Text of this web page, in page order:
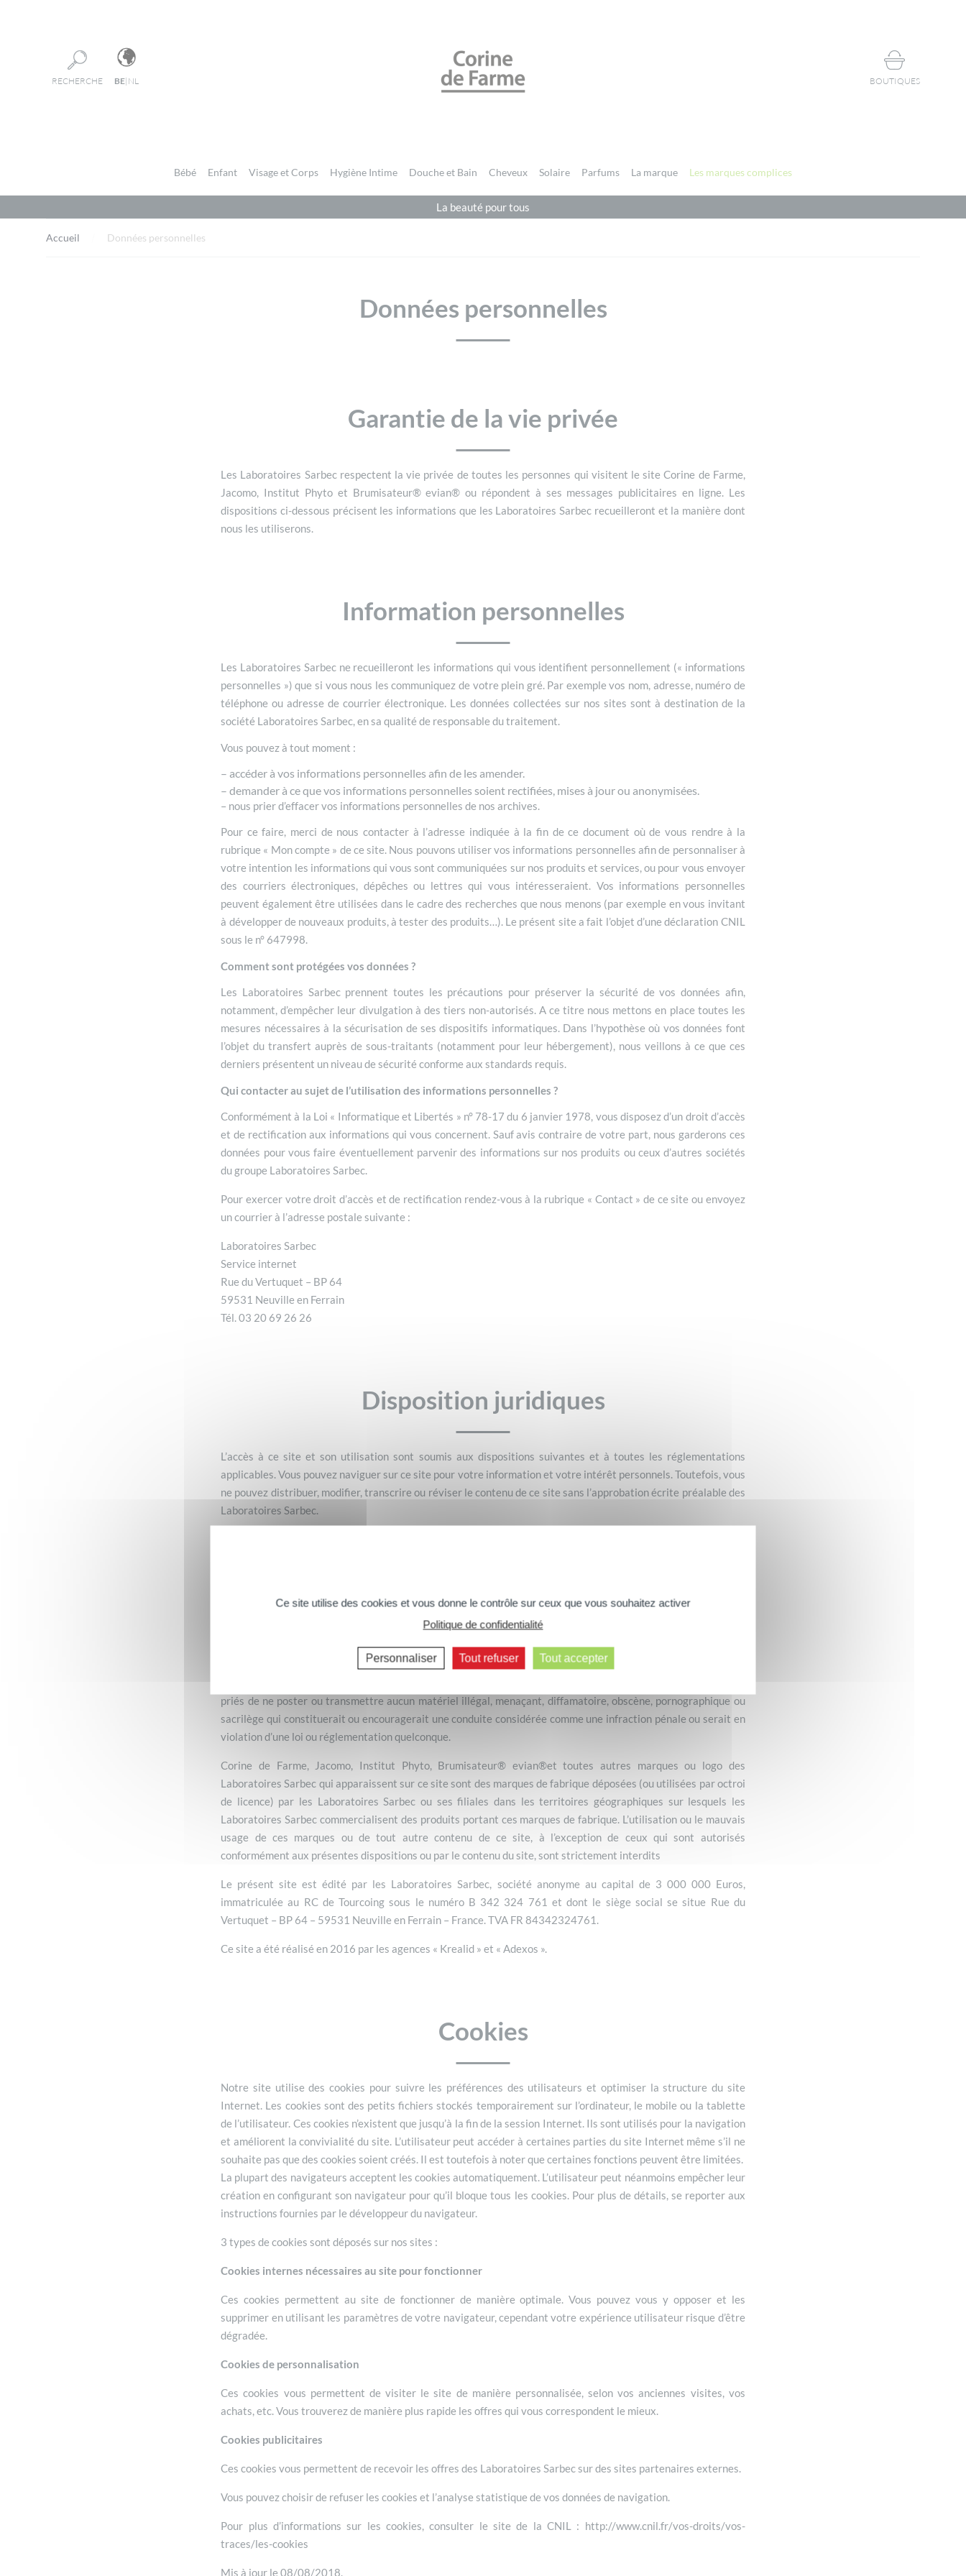
RECHERCHE BE| NL BOUTIQUES
Bébé Enfant Visage et Corps Hygiène Intime Douche et Bain Cheveux Solaire Parfums La marque Les marques complices
La beauté pour tous
Accueil Données personnelles
Données personnelles
Garantie de la vie privée
Les Laboratoires Sarbec respectent la vie privée de toutes les personnes qui visitent le site Corine de Farme,
Jacomo, Institut Phyto et Brumisateur® evian® ou répondent à ses messages publicitaires en ligne. Les
dispositions ci-dessous précisent les informations que les Laboratoires Sarbec recueilleront et la manière dont
nous les utiliserons.
Information personnelles
Les Laboratoires Sarbec ne recueilleront les informations qui vous identifient personnellement (« informations
personnelles ») que si vous nous les communiquez de votre plein gré. Par exemple vos nom, adresse, numéro de
téléphone ou adresse de courrier électronique. Les données collectées sur nos sites sont à destination de la
société Laboratoires Sarbec, en sa qualité de responsable du traitement.
Vous pouvez à tout moment :
– accéder à vos informations personnelles afin de les amender.
– demander à ce que vos informations personnelles soient rectifiées, mises à jour ou anonymisées.
– nous prier d’effacer vos informations personnelles de nos archives.
Pour ce faire, merci de nous contacter à l’adresse indiquée à la fin de ce document où de vous rendre à la
rubrique « Mon compte » de ce site. Nous pouvons utiliser vos informations personnelles afin de personnaliser à
votre intention les informations qui vous sont communiquées sur nos produits et services, ou pour vous envoyer
des courriers électroniques, dépêches ou lettres qui vous intéresseraient. Vos informations personnelles
peuvent également être utilisées dans le cadre des recherches que nous menons (par exemple en vous invitant
à développer de nouveaux produits, à tester des produits…). Le présent site a fait l’objet d’une déclaration CNIL
sous le n° 647998.
Comment sont protégées vos données ?
Les Laboratoires Sarbec prennent toutes les précautions pour préserver la sécurité de vos données afin,
notamment, d’empêcher leur divulgation à des tiers non-autorisés. A ce titre nous mettons en place toutes les
mesures nécessaires à la sécurisation de ses dispositifs informatiques. Dans l’hypothèse où vos données font
l’objet du transfert auprès de sous-traitants (notamment pour leur hébergement), nous veillons à ce que ces
derniers présentent un niveau de sécurité conforme aux standards requis.
Qui contacter au sujet de l’utilisation des informations personnelles ?
Conformément à la Loi « Informatique et Libertés » n° 78-17 du 6 janvier 1978, vous disposez d’un droit d’accès
et de rectification aux informations qui vous concernent. Sauf avis contraire de votre part, nous garderons ces
données pour vous faire éventuellement parvenir des informations sur nos produits ou ceux d’autres sociétés
du groupe Laboratoires Sarbec.
Pour exercer votre droit d’accès et de rectification rendez-vous à la rubrique « Contact » de ce site ou envoyez
un courrier à l’adresse postale suivante :
Laboratoires Sarbec
Service internet
Rue du Vertuquet – BP 64
59531 Neuville en Ferrain
Tél. 03 20 69 26 26
Disposition juridiques
L’accès à ce site et son utilisation sont soumis aux dispositions suivantes et à toutes les réglementations
applicables. Vous pouvez naviguer sur ce site pour votre information et votre intérêt personnels. Toutefois, vous
ne pouvez distribuer, modifier, transcrire ou réviser le contenu de ce site sans l’approbation écrite préalable des
Laboratoires Sarbec.
contenues sur ce site ne sont valables que pour la France exclusivement. Toute correspondance ou matériel que
vous envoyez sur Internet aux Laboratoires Sarbec est et sera considéré comme non confidentiel et non déposé.
En transmettant ou en envoyant par courrier toute correspondance ou matériel sur ce site, vous autorisez les
Laboratoires Sarbec ou l’une quelconque de ses filiales à utiliser cette communication comme bon leur semble, y
priés de ne poster ou transmettre aucun matériel illégal, menaçant, diffamatoire, obscène, pornographique ou
sacrilège qui constituerait ou encouragerait une conduite considérée comme une infraction pénale ou serait en
violation d’une loi ou réglementation quelconque.
Corine de Farme, Jacomo, Institut Phyto, Brumisateur® evian®et toutes autres marques ou logo des
Laboratoires Sarbec qui apparaissent sur ce site sont des marques de fabrique déposées (ou utilisées par octroi
de licence) par les Laboratoires Sarbec ou ses filiales dans les territoires géographiques sur lesquels les
Laboratoires Sarbec commercialisent des produits portant ces marques de fabrique. L’utilisation ou le mauvais
usage de ces marques ou de tout autre contenu de ce site, à l’exception de ceux qui sont autorisés
conformément aux présentes dispositions ou par le contenu du site, sont strictement interdits
Le présent site est édité par les Laboratoires Sarbec, société anonyme au capital de 3 000 000 Euros,
immatriculée au RC de Tourcoing sous le numéro B 342 324 761 et dont le siège social se situe Rue du
Vertuquet – BP 64 – 59531 Neuville en Ferrain – France. TVA FR 84342324761.
Ce site a été réalisé en 2016 par les agences « Krealid » et « Adexos ».
Cookies
Notre site utilise des cookies pour suivre les préférences des utilisateurs et optimiser la structure du site
Internet. Les cookies sont des petits fichiers stockés temporairement sur l’ordinateur, le mobile ou la tablette
de l’utilisateur. Ces cookies n’existent que jusqu’à la fin de la session Internet. Ils sont utilisés pour la navigation
et améliorent la convivialité du site. L’utilisateur peut accéder à certaines parties du site Internet même s’il ne
souhaite pas que des cookies soient créés. Il est toutefois à noter que certaines fonctions peuvent être limitées.
La plupart des navigateurs acceptent les cookies automatiquement. L’utilisateur peut néanmoins empêcher leur
création en configurant son navigateur pour qu’il bloque tous les cookies. Pour plus de détails, se reporter aux
instructions fournies par le développeur du navigateur.
3 types de cookies sont déposés sur nos sites :
Cookies internes nécessaires au site pour fonctionner
Ces cookies permettent au site de fonctionner de manière optimale. Vous pouvez vous y opposer et les
supprimer en utilisant les paramètres de votre navigateur, cependant votre expérience utilisateur risque d’être
dégradée.
Cookies de personnalisation
Ces cookies vous permettent de visiter le site de manière personnalisée, selon vos anciennes visites, vos
achats, etc. Vous trouverez de manière plus rapide les offres qui vous correspondent le mieux.
Cookies publicitaires
Ces cookies vous permettent de recevoir les offres des Laboratoires Sarbec sur des sites partenaires externes.
Vous pouvez choisir de refuser les cookies et l’analyse statistique de vos données de navigation.
Pour plus d’informations sur les cookies, consulter le site de la CNIL : http://www.cnil.fr/vos-droits/vos-
traces/les-cookies
Mis à jour le 08/08/2018.
Ce site utilise des cookies et vous donne le contrôle sur ceux que vous souhaitez activer
Politique de confidentialité
Personnaliser Tout refuser Tout accepter